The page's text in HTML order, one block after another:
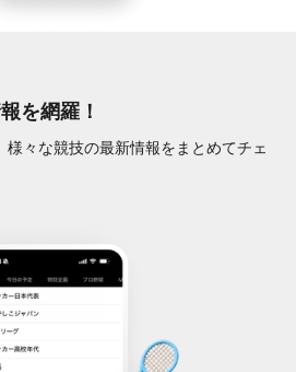
を網羅！
様々な競技の最新情報をまとめてチェ